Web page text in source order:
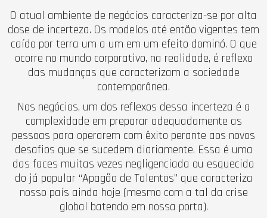
O atual ambiente de negócios caracteriza-se por alta
dose de incerteza. Os modelos até então vigentes tem
caído por terra um a um em um efeito dominó. O que
ocorre no mundo corporativo, na realidade, é reflexo
das mudanças que caracterizam a sociedade
contemporânea.
Nos negócios, um dos reflexos dessa incerteza é a
complexidade em preparar adequadamente as
pessoas para operarem com êxito perante aos novos
desafios que se sucedem diariamente. Essa é uma
das faces muitas vezes negligenciada ou esquecida
do já popular “Apagão de Talentos” que caracteriza
nosso país ainda hoje (mesmo com a tal da crise
global batendo em nossa porta).